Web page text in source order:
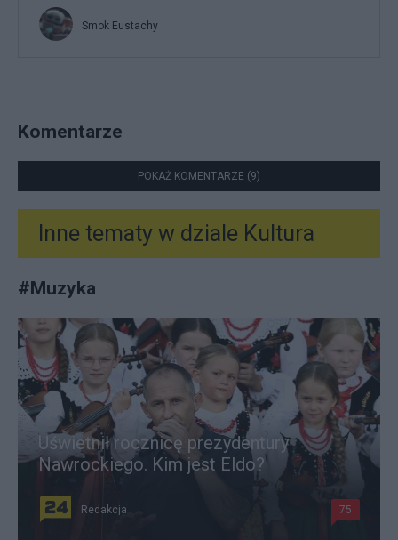
Smok Eustachy
Komentarze
POKAŻ KOMENTARZE (9)
Inne tematy w dziale Kultura
#Muzyka
Uświetnił rocznicę prezydentury
Nawrockiego. Kim jest Eldo?
Redakcja 75